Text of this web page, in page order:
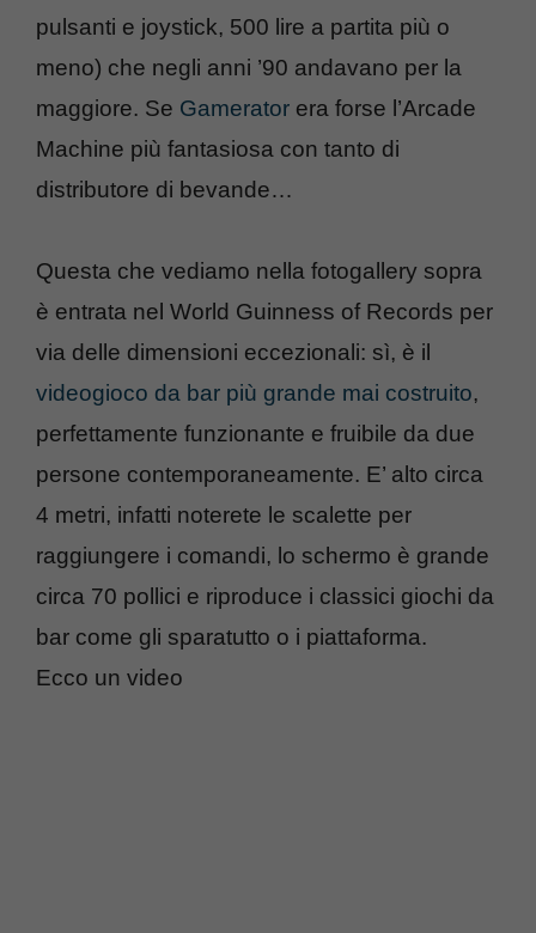
pulsanti e joystick, 500 lire a partita più o
meno) che negli anni ’90 andavano per la
maggiore. Se Gamerator era forse l’Arcade
Machine più fantasiosa con tanto di
distributore di bevande…
Questa che vediamo nella fotogallery sopra
è entrata nel World Guinness of Records per
via delle dimensioni eccezionali: sì, è il
videogioco da bar più grande mai costruito,
perfettamente funzionante e fruibile da due
persone contemporaneamente. E’ alto circa
4 metri, infatti noterete le scalette per
raggiungere i comandi, lo schermo è grande
circa 70 pollici e riproduce i classici giochi da
bar come gli sparatutto o i piattaforma.
Ecco un video